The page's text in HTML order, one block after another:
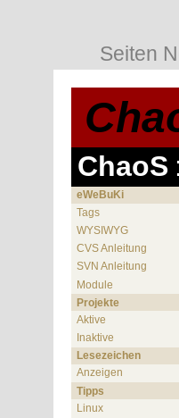
Seiten
ChaoS
eWeBuKi
Tags
WYSIWYG
CVS Anleitung
SVN Anleitung
Module
Projekte
Aktive
Inaktive
Lesezeichen
Anzeigen
Tipps
Linux